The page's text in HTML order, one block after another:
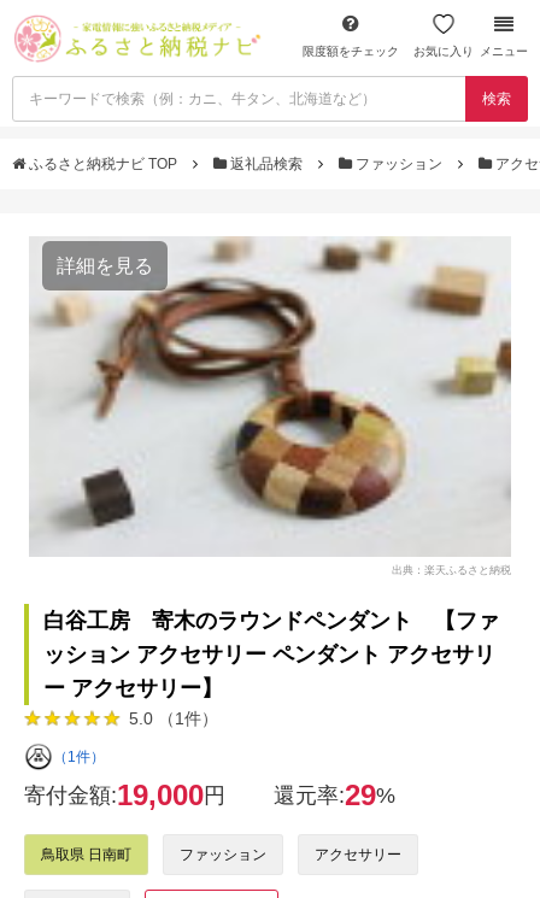
限度額をチェック お気に入り メニュー
検索
ふるさと納税ナビ TOP 返礼品検索 ファッション アク
詳細を見る
出典：楽天ふるさと納税
白谷工房 寄木のラウンドペンダント 【ファ
ッション アクセサリー ペンダント アクセサリ
ー アクセサリー】
5.0 （1件）
（1件）
寄付金額:19,000円 還元率:29%
鳥取県 日南町 ファッション アクセサリー